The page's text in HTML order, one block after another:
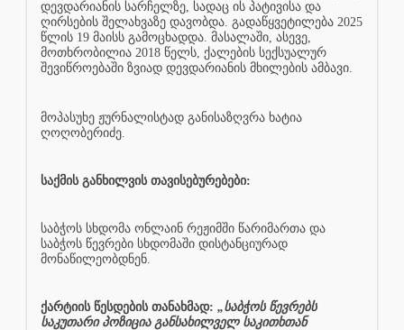
დევდარიანის სარჩელზე, სადაც ის პატივისა და
ღირსების შელახვაზე დავობდა. გადაწყვეტილება 2025
წლის 19 მაისს გამოცხადდა. მასალაში, ასევე,
მოთხრობილია 2018 წელს, ქალების სექსუალურ
შევიწროებაში ზვიად დევდარიანის მხილების ამბავი.
მოპასუხე ჟურნალისტად განისაზღვრა ხატია
ღოღობერიძე.
საქმის განხილვის თავისებურებები:
საბჭოს სხდომა ონლაინ რეჟიმში წარიმართა და
საბჭოს წევრები სხდომაში დისტანციურად
მონაწილეობდნენ.
ქარტიის წესდების თანახმად: „საბჭოს წევრებს
საკუთარი პოზიცია განსახილველ საკითხთან